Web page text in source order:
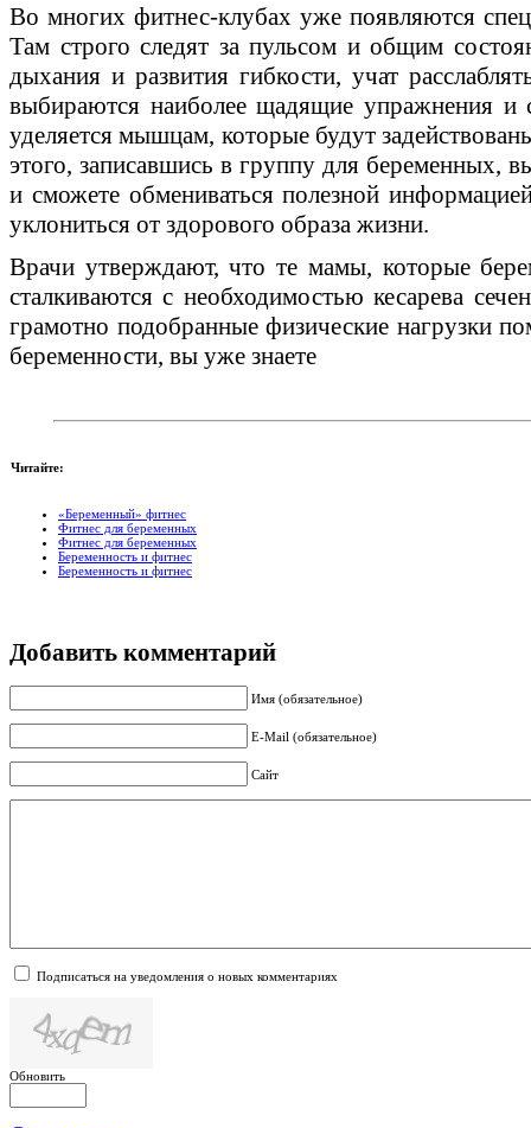
Во многих фитнес-клубах уже появляются
Там строго следят за пульсом и общим
дыхания и развития гибкости, учат
выбираются наиболее щадящие упражнения и
уделяется мышцам, которые будут
этого, записавшись в группу для беременных,
и сможете обмениваться полезной
уклониться от здорового образа жизни.
Врачи утверждают, что те мамы, которые
сталкиваются с необходимостью кесарева
грамотно подобранные физические нагрузки
беременности, вы уже знаете
Читайте:
«Беременный» фитнес
Фитнес для беременных
Фитнес для беременных
Беременность и фитнес
Беременность и фитнес
Добавить комментарий
Имя (обязательное)
E-Mail (обязательное)
Сайт
Подписаться на уведомления о новых комментариях
Обновить